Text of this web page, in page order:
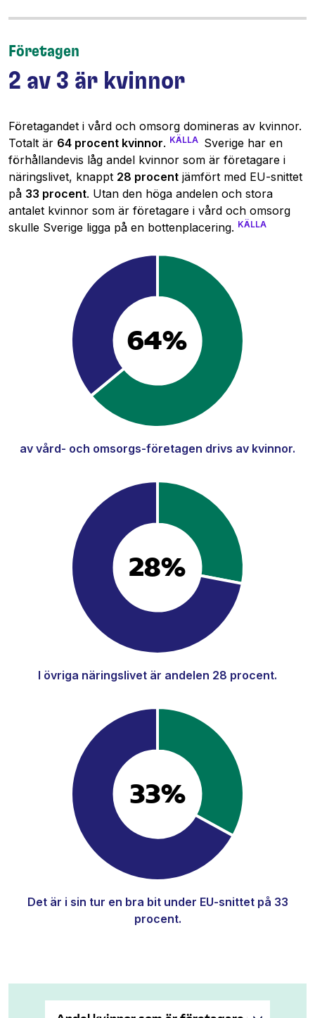
Företagen
2 av 3 är kvinnor
Företagandet i vård och omsorg domineras av kvinnor.
Totalt är 64 procent kvinnor. KÄLLA Sverige har en
förhållandevis låg andel kvinnor som är företagare i
näringslivet, knappt 28 procent jämfört med EU-snittet
på 33 procent. Utan den höga andelen och stora
antalet kvinnor som är företagare i vård och omsorg
skulle Sverige ligga på en bottenplacering. KÄLLA
64%
av vård- och omsorgs-företagen drivs av kvinnor.
28%
I övriga näringslivet är andelen 28 procent.
33%
Det är i sin tur en bra bit under EU-snittet på 33
procent.